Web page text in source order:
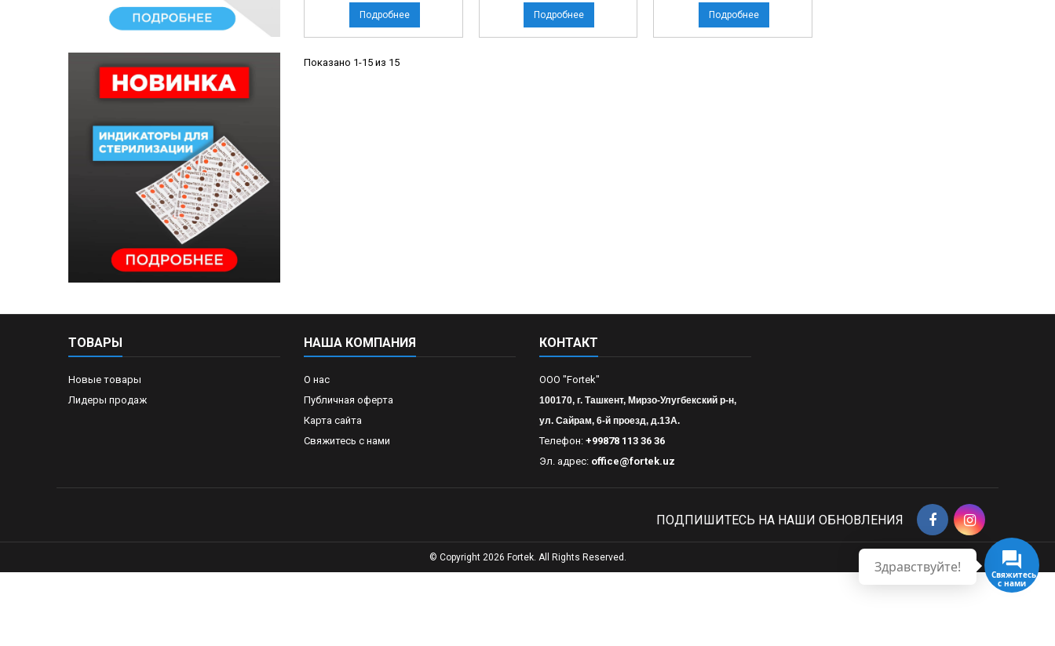
Подробнее Подробнее Подробнее
Показано 1-15 из 15
ТОВАРЫ
Новые товары
Лидеры продаж
НАША КОМПАНИЯ
О нас
Публичная оферта
Карта сайта
Свяжитесь с нами
КОНТАКТ
OOO "Fortek"
100170, г. Ташкент, Мирзо-Улугбекский р-н,
ул. Сайрам, 6-й проезд, д.13А.
Телефон: +99878 113 36 36
Эл. адрес: office@fortek.uz
Свяжитесь
с нами
Здравствуйте!
ПОДПИШИТЕСЬ НА НАШИ ОБНОВЛЕНИЯ
© Copyright 2026 Fortek. All Rights Reserved.